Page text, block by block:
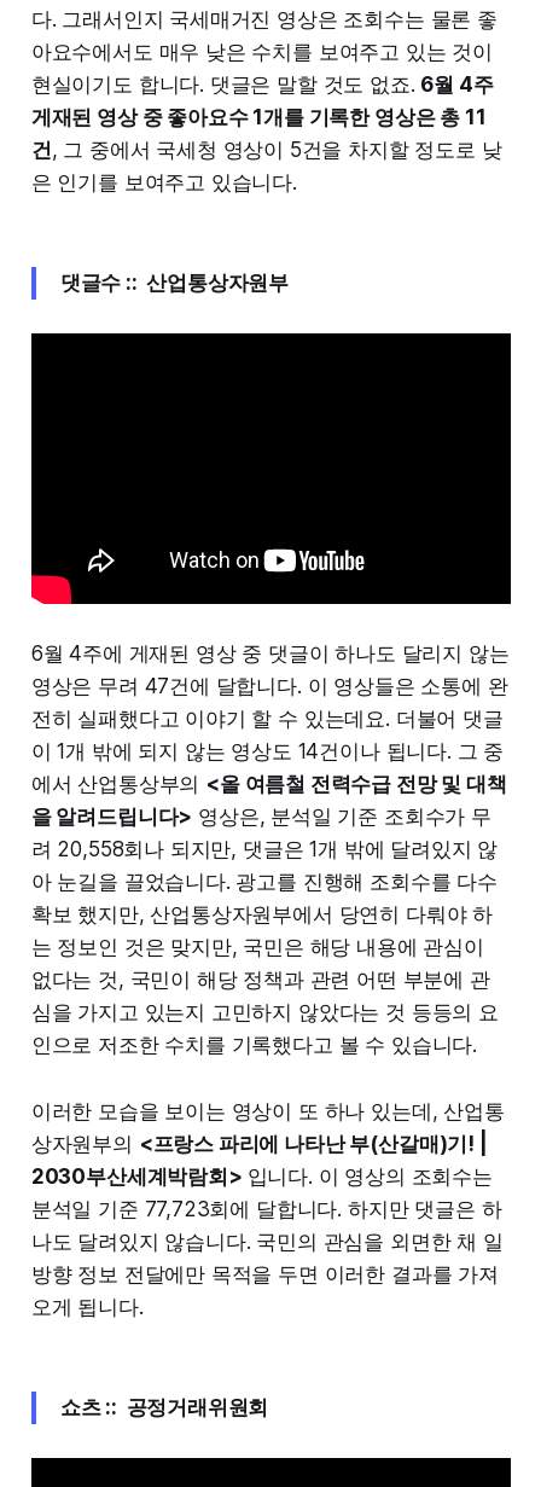
다. 그래서인지 국세매거진 영상은 조회수는 물론 좋
아요수에서도 매우 낮은 수치를 보여주고 있는 것이
현실이기도 합니다. 댓글은 말할 것도 없죠. 6월 4주
게재된 영상 중 좋아요수 1개를 기록한 영상은 총 11
건, 그 중에서 국세청 영상이 5건을 차지할 정도로 낮
은 인기를 보여주고 있습니다.
댓글수 :: 산업통상자원부
6월 4주에 게재된 영상 중 댓글이 하나도 달리지 않는
영상은 무려 47건에 달합니다. 이 영상들은 소통에 완
전히 실패했다고 이야기 할 수 있는데요. 더불어 댓글
이 1개 밖에 되지 않는 영상도 14건이나 됩니다. 그 중
에서 산업통상부의 <올 여름철 전력수급 전망 및 대책
을 알려드립니다> 영상은, 분석일 기준 조회수가 무
려 20,558회나 되지만, 댓글은 1개 밖에 달려있지 않
아 눈길을 끌었습니다. 광고를 진행해 조회수를 다수
확보 했지만, 산업통상자원부에서 당연히 다뤄야 하
는 정보인 것은 맞지만, 국민은 해당 내용에 관심이
없다는 것, 국민이 해당 정책과 관련 어떤 부분에 관
심을 가지고 있는지 고민하지 않았다는 것 등등의 요
인으로 저조한 수치를 기록했다고 볼 수 있습니다.
이러한 모습을 보이는 영상이 또 하나 있는데, 산업통
상자원부의 <프랑스 파리에 나타난 부(산갈매)기! |
2030부산세계박람회> 입니다. 이 영상의 조회수는
분석일 기준 77,723회에 달합니다. 하지만 댓글은 하
나도 달려있지 않습니다. 국민의 관심을 외면한 채 일
방향 정보 전달에만 목적을 두면 이러한 결과를 가져
오게 됩니다.
쇼츠 :: 공정거래위원회